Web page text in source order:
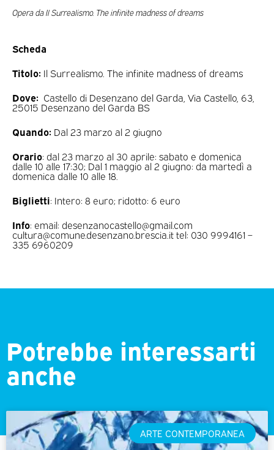
Opera da Il Surrealismo. The infinite madness of dreams
Scheda
Titolo: Il Surrealismo. The infinite madness of dreams
Dove: Castello di Desenzano del Garda, Via Castello, 63,
25015 Desenzano del Garda BS
Quando: Dal 23 marzo al 2 giugno
Orario: dal 23 marzo al 30 aprile: sabato e domenica
dalle 10 alle 17:30; Dal 1 maggio al 2 giugno: da martedì a
domenica dalle 10 alle 18.
Biglietti: Intero: 8 euro; ridotto: 6 euro
Info: email: desenzanocastello@gmail.com
cultura@comune.desenzano.brescia.it tel: 030 9994161 –
335 6960209
Potrebbe interessarti
anche
ARTE CONTEMPORANEA